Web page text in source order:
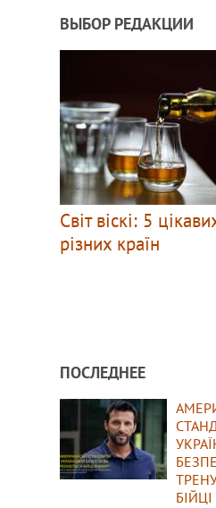
ВЫБОР РЕДАКЦИИ
Світ віскі: 5
різних країн
ПОСЛЕДНЕЕ
БІЙЦІ